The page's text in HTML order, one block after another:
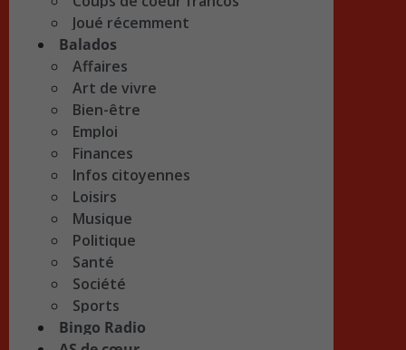
Joué récemment
Balados
Affaires
Art de vivre
Bien-être
Emploi
Finances
Infos citoyennes
Loisirs
Musique
Politique
Santé
Société
Sports
Bingo Radio